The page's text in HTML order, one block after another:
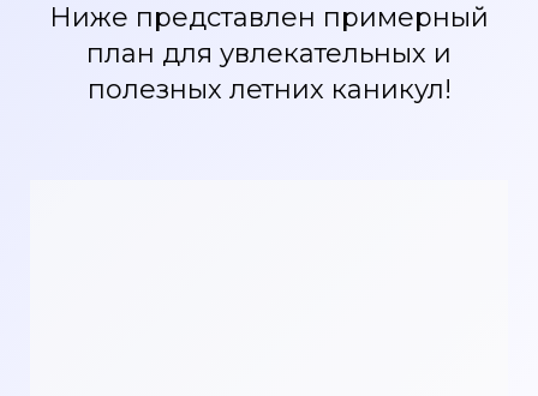
Ниже представлен примерный
план для увлекательных и
полезных летних каникул!